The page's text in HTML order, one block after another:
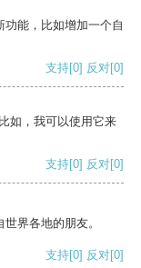
能，比如增加一个自
支持[0] 反对[0]
如，我可以使用它来
支持[0] 反对[0]
界各地的朋友。
支持[0] 反对[0]